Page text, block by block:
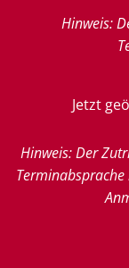
Hinweis:
Jetzt
Hinweis: Der